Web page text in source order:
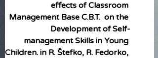
effects of Classroom
Management Base C.B.T.  on the
Development of Self-
management Skills in Young
Children. in R. Štefko, R. Fedorko,